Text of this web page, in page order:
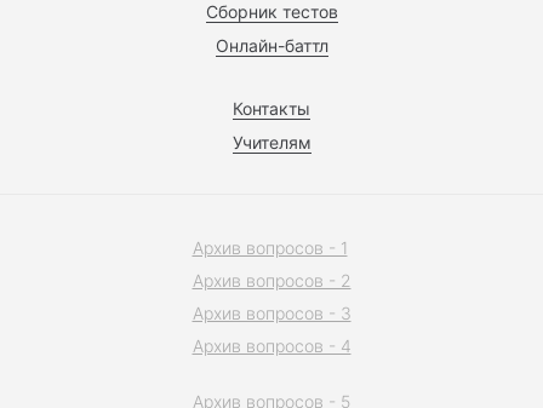
Сборник тестов
Онлайн-баттл
Контакты
Учителям
Архив вопросов - 1
Архив вопросов - 2
Архив вопросов - 3
Архив вопросов - 4
Архив вопросов - 5